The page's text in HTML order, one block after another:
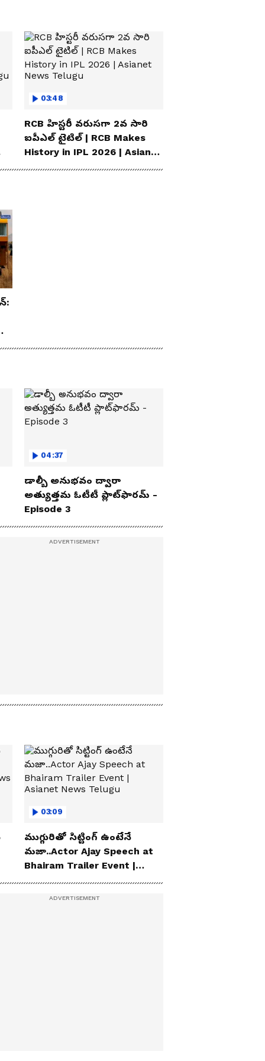
03:48
RCB హిస్టరీ వరుసగా 2వ సారి
ఐపీఎల్ టైటిల్ | RCB Makes
History in IPL 2026 | Asianet
News Telugu
04:37
డాల్బీ అనుభవం ద్వారా
అత్యుత్తమ ఓటీటీ ప్లాట్‌ఫారమ్ -
Episode 3
03:09
ముగ్గురితో సిట్టింగ్ ఉంటేనే
మజా..Actor Ajay Speech at
Bhairam Trailer Event |
Asianet News Telugu